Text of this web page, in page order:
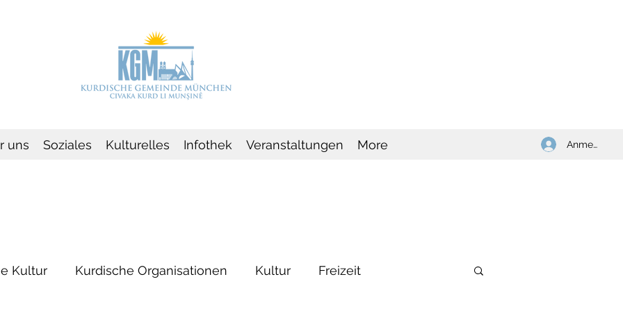
uns Soziales Kulturelles Infothek Veranstaltungen More Anmelden
Kultur Kurdische Organisationen Kultur Freizeit